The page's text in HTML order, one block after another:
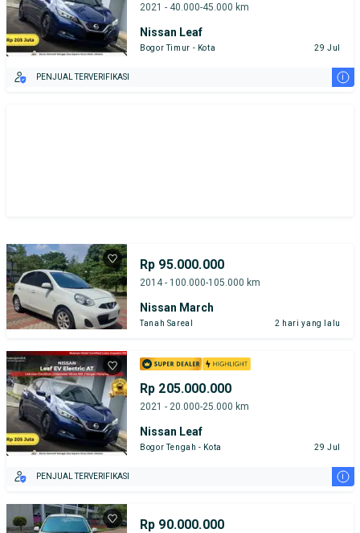
2021 - 40.000-45.000 km
Nissan Leaf
Bogor Timur - Kota 29 Jul
PENJUAL TERVERIFIKASI i
Rp 95.000.000
2014 - 100.000-105.000 km
Nissan March
Tanah Sareal 2 hari yang lalu
Rp 205.000.000
2021 - 20.000-25.000 km
Nissan Leaf
Bogor Tengah - Kota 29 Jul
PENJUAL TERVERIFIKASI i
Rp 90.000.000